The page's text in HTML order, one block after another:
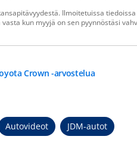
Ilmoitetuissa
kun myyjä on sen pyynnöstäsi
Crown -arvostelua
Autovideot JDM-autot